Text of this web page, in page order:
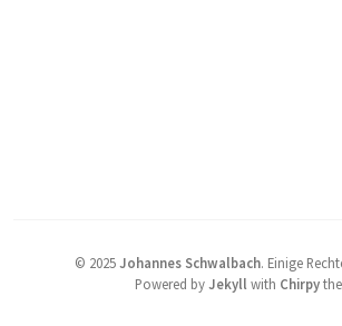
© 2025 Johannes Schwalbach. Einige
Powered byJekyll with Chirpy